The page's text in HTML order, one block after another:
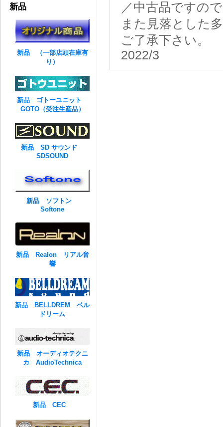
／中古品ですの
また見落とした
ご了承下さい。
2022/3
新品
新品 （一部店頭在庫有
り）
新品 ゴトーユニット
GOTO（受注生産品）
新品 SD サウンド
SDSOUND
新品 ソフトン
Softone
新品 Realon リアル音
響
新品 BELLDREM ベル
ドリーム
新品 オーディオテクニ
カ AudioTechnica
新品 CEC